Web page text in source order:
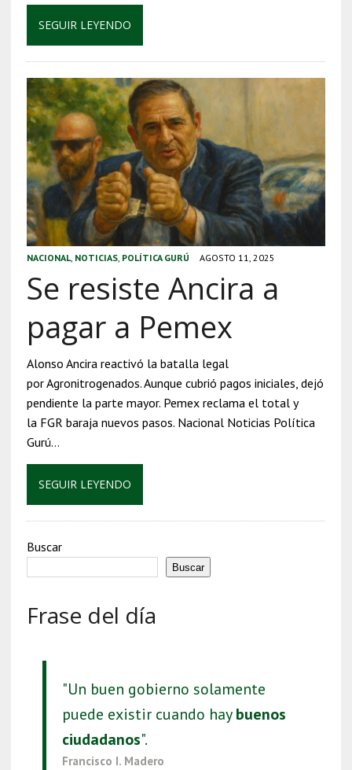
SEGUIR LEYENDO
NACIONAL, NOTICIAS, POLÍTICA GURÚ AGOSTO 11, 2025
Se resiste Ancira a
pagar a Pemex
Alonso Ancira reactivó la batalla legal
por Agronitrogenados. Aunque cubrió pagos iniciales, dejó
pendiente la parte mayor. Pemex reclama el total y
la FGR baraja nuevos pasos. Nacional Noticias Política
Gurú…
SEGUIR LEYENDO
Buscar
Buscar
Frase del día
"Un buen gobierno solamente
puede existir cuando haybuenos
ciudadanos".
Francisco I. Madero